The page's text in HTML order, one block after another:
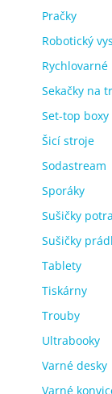
Pračky
Robotický
Rychlovarné
Sekačky na
Set-top boxy
Šicí stroje
Sodastream
Sporáky
Sušičky
Sušičky
Tablety
Tiskárny
Trouby
Ultrabooky
Varné desky
Varné